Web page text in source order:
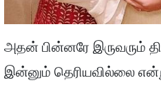
அதன் பின்னரே இருவரும்
இன்னும் தெரியவில்லை